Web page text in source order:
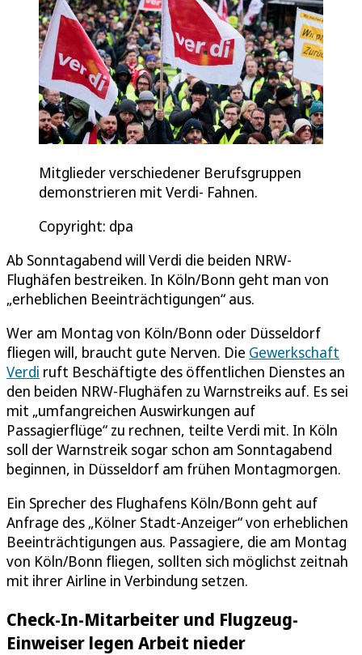
Mitglieder verschiedener Berufsgruppen
demonstrieren mit Verdi- Fahnen.
Copyright: dpa
Ab Sonntagabend will Verdi die beiden NRW-
Flughäfen bestreiken. In Köln/Bonn geht man von
„erheblichen Beeinträchtigungen“ aus.
Wer am Montag von Köln/Bonn oder Düsseldorf
fliegen will, braucht gute Nerven. Die Gewerkschaft
Verdi ruft Beschäftigte des öffentlichen Dienstes an
den beiden NRW-Flughäfen zu Warnstreiks auf. Es sei
mit „umfangreichen Auswirkungen auf
Passagierflüge“ zu rechnen, teilte Verdi mit. In Köln
soll der Warnstreik sogar schon am Sonntagabend
beginnen, in Düsseldorf am frühen Montagmorgen.
Ein Sprecher des Flughafens Köln/Bonn geht auf
Anfrage des „Kölner Stadt-Anzeiger“ von erheblichen
Beeinträchtigungen aus. Passagiere, die am Montag
von Köln/Bonn fliegen, sollten sich möglichst zeitnah
mit ihrer Airline in Verbindung setzen.
Check-In-Mitarbeiter und Flugzeug-
Einweiser legen Arbeit nieder